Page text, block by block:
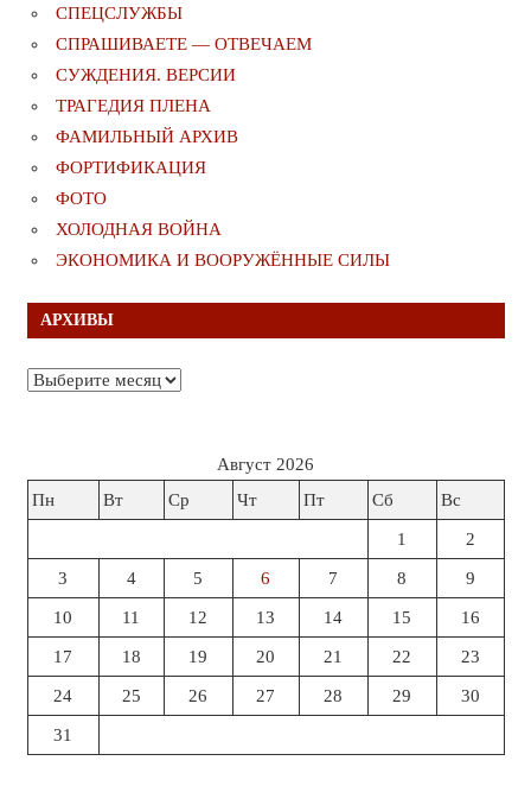
СПЕЦСЛУЖБЫ
СПРАШИВАЕТЕ — ОТВЕЧАЕМ
СУЖДЕНИЯ. ВЕРСИИ
ТРАГЕДИЯ ПЛЕНА
ФАМИЛЬНЫЙ АРХИВ
ФОРТИФИКАЦИЯ
ФОТО
ХОЛОДНАЯ ВОЙНА
ЭКОНОМИКА И ВООРУЖЁННЫЕ СИЛЫ
АРХИВЫ
Архивы
Август 2026
Пн
Вт Ср Чт Пт Сб Вс
1 2
3 4 5 6 7 8 9
10 11 12 13 14 15 16
17 18 19 20 21 22 23
24 25 26 27 28 29 30
31